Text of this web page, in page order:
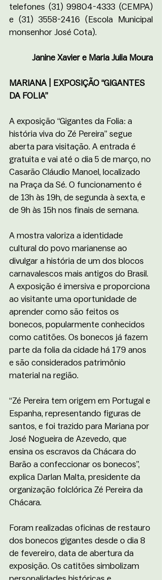
telefones (31) 99804-4333 (CEMPA)
e (31) 3558-2416 (Escola Municipal
monsenhor José Cota).
Janine Xavier e Maria Julia Moura
MARIANA | EXPOSIÇÃO “GIGANTES
DA FOLIA”
A exposição “Gigantes da Folia: a
história viva do Zé Pereira” segue
aberta para visitação. A entrada é
gratuita e vai até o dia 5 de março, no
Casarão Cláudio Manoel, localizado
na Praça da Sé. O funcionamento é
de 13h às 19h, de segunda à sexta, e
de 9h às 15h nos finais de semana.
A mostra valoriza a identidade
cultural do povo marianense ao
divulgar a história de um dos blocos
carnavalescos mais antigos do Brasil.
A exposição é imersiva e proporciona
ao visitante uma oportunidade de
aprender como são feitos os
bonecos, popularmente conhecidos
como catitões. Os bonecos já fazem
parte da folia da cidade há 179 anos
e são considerados patrimônio
material na região.
“Zé Pereira tem origem em Portugal e
Espanha, representando figuras de
santos, e foi trazido para Mariana por
José Nogueira de Azevedo, que
ensina os escravos da Chácara do
Barão a confeccionar os bonecos”,
explica Darlan Malta, presidente da
organização folclórica Zé Pereira da
Chácara.
Foram realizadas oficinas de restauro
dos bonecos gigantes desde o dia 8
de fevereiro, data de abertura da
exposição. Os catitões simbolizam